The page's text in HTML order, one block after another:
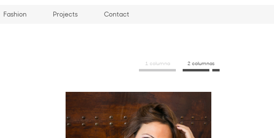
Fashion Projects Contact
1 columna 2 columnas